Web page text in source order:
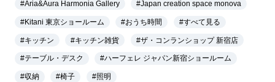
#Aria&Aura Harmonia Gallery #Japan creation space monova
#Kitani 東京ショールーム #おうち時間 #すべて見る
#キッチン #キッチン雑貨 #ザ・コンランショップ 新宿店
#テーブル・デスク #ハーフェレ ジャパン新宿ショールーム
#収納 #椅子 #照明